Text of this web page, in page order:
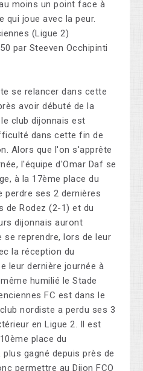
moins un point face à
qui joue avec la peur.
(Ligue 2)
par Steeven Occhipinti
se relancer dans cette
avoir débuté de la
club dijonnais est
dans cette fin de
Alors que l'on s'apprête
l'équipe d'Omar Daf se
à la 17ème place du
perdre ses 2 dernières
de Rodez (2-1) et du
dijonnais auront
reprendre, lors de leur
la réception du
leur dernière journée à
humilié le Stade
FC est dans le
nordiste a perdu ses 3
en Ligue 2. Il est
place du
gagné depuis près de
permettre au Dijon FCO